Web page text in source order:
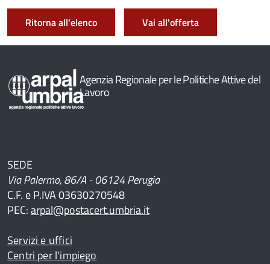
Ritorna all'elenco Vai all'offerta
Agenzia Regionale per le Politiche Attive del
Lavoro
SEDE
Via Palermo, 86/A - 06124 Perugia
C.F. e P.IVA 03630270548
PEC:arpal@postacert.umbria.it
Servizi e uffici
Centri per l'impiego